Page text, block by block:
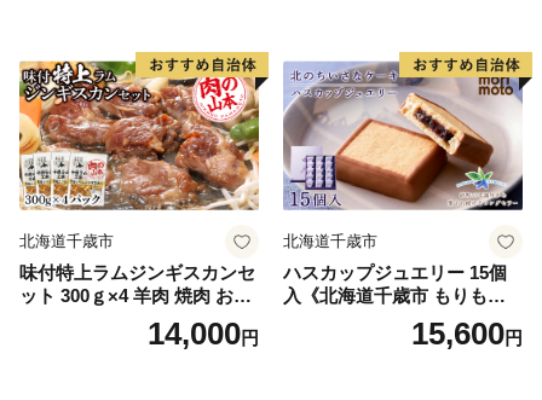
北海道千歳市
味付特上ラムジンギスカンセ
ット 300ｇ×4 羊肉 焼肉 お肉
味付き BBQ キャンプ ＜肉の
14,000円
北海道千歳市
ハスカップジュエリー 15個
入《北海道千歳市 もりも
15,600円